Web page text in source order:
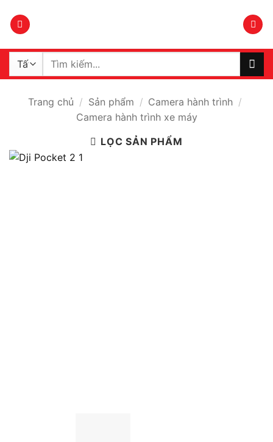
qua
dung
Tìm
Trang chủ / Sản phẩm / Camera hành trình /
Camera hành trình xe máy
LỌC SẢN PHẨM